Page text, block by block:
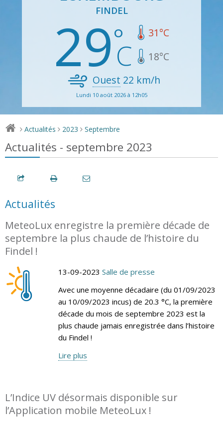
FINDEL
29 31°C
18°C
Ouest 22 km/h
Lundi 10 août 2026 à 12h05
> Actualités > 2023 > Septembre
Actualités - septembre 2023
Actualités
MeteoLux enregistre la première décade de
septembre la plus chaude de l’histoire du
Findel !
13-09-2023 Salle de presse
Avec une moyenne décadaire (du 01/09/2023
au 10/09/2023 incus) de 20.3 °C, la première
décade du mois de septembre 2023 est la
plus chaude jamais enregistrée dans l’histoire
du Findel !
Lire plus
L’Indice UV désormais disponible sur
l’Application mobile MeteoLux !